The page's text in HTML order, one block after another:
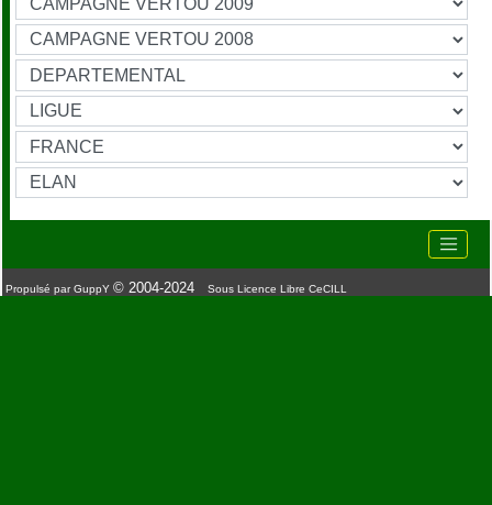
Propulsé par GuppY © 2004-2024 Sous Licence Libre CeCILL